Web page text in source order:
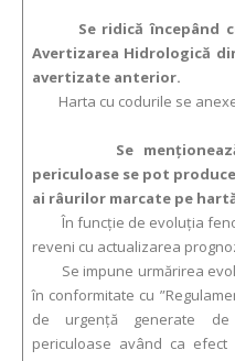
Se ridică începând cu
Avertizarea Hidrologică
avertizate anterior.
Harta cu codurile se
Se menționează
periculoase se pot
ai râurilor marcate pe
În funcție de evoluția
reveni cu actualizarea
Se impune urmărirea
în conformitate cu
de urgenţă generate de
periculoase având ca